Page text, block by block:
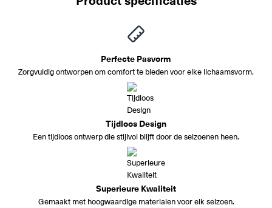
Perfecte Pasvorm
Zorgvuldig ontworpen om comfort te bieden voor elke lichaamsvorm.
Tijdloos Design
Een tijdloos ontwerp die stijlvol blijft door de seizoenen heen.
Superieure Kwaliteit
Gemaakt met hoogwaardige materialen voor elk seizoen.